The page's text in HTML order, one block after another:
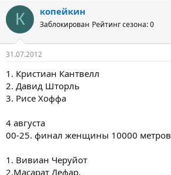
К копейкин
Заблокирован Рейтинг сезона: 0
31.07.2012
1. Кристиан Кантвелл
2. Давид Шторль
3. Рисе Хоффа
4 августа
00-25. финал женщины 10000 метров
1. Вивиан Черуйот
2.Масарат Дефар.